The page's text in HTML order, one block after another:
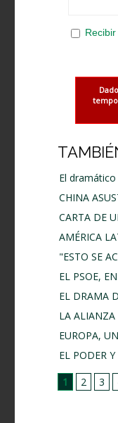
El
CHINA
CARTA DE
AMÉRICA
"ESTO SE
EL PSOE,
EL DRAMA
LA ALIANZA
EUROPA,
EL PODER
1
2 3